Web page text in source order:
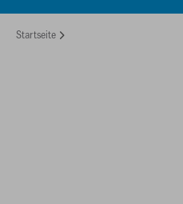
Startseite